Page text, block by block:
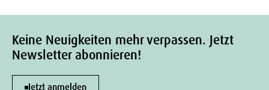
Keine Neuigkeiten mehr verpassen. Jetzt
Newsletter abonnieren!
Jetzt anmelden